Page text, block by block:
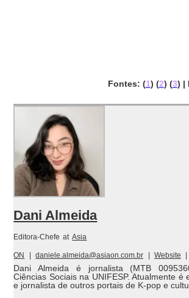
Fontes: (1) (2) (3) |
Dani Almeida
Editora-Chefe at Asia
ON | daniele.almeida@asiaon.com.br | Website |
Dani Almeida é jornalista (MTB
Ciências Sociais na UNIFESP. Atualmente é
e jornalista de outros portais de K-pop e